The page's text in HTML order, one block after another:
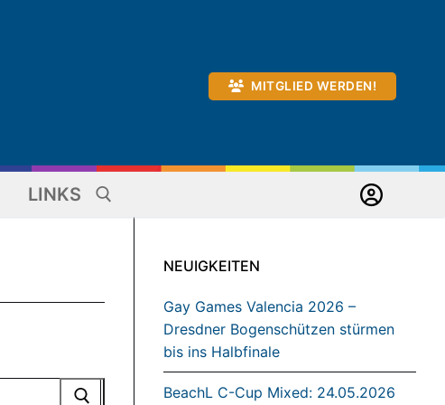
MITGLIED WERDEN!
LINKS
NEUIGKEITEN
Gay Games Valencia 2026 –
Dresdner Bogenschützen stürmen
bis ins Halbfinale
BeachL C-Cup Mixed: 24.05.2026